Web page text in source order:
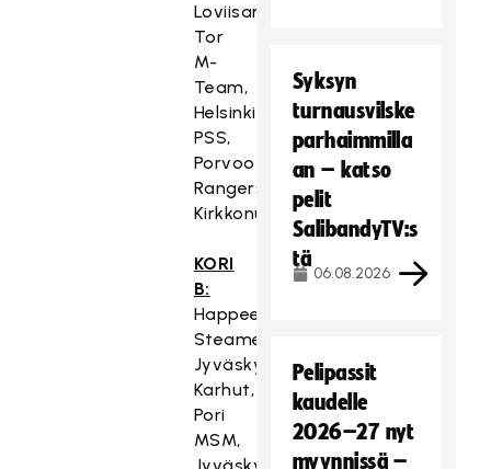
Loviisan
Tor
M-
Team,
Helsinki
PSS,
Porvoo
Rangers,
Kirkkonummi
KORI
B:
Happee
Steamers,
Jyväskylä
Karhut,
Pori
MSM,
Syksyn
turnausvilske
parhaimmilla
an – katso
pelit
SalibandyTV:s
tä
06.08.2026
Pelipassit
kaudelle
2026–27 nyt
myynnissä –